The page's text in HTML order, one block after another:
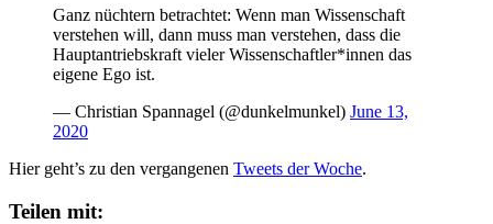
Ganz nüchtern betrachtet: Wenn man Wissenschaft
verstehen will, dann muss man verstehen, dass die
Hauptantriebskraft vieler Wissenschaftler*innen das
eigene Ego ist.
— Christian Spannagel (@dunkelmunkel) June 13,
2020
Hier geht’s zu den vergangenen Tweets der Woche.
Teilen mit: